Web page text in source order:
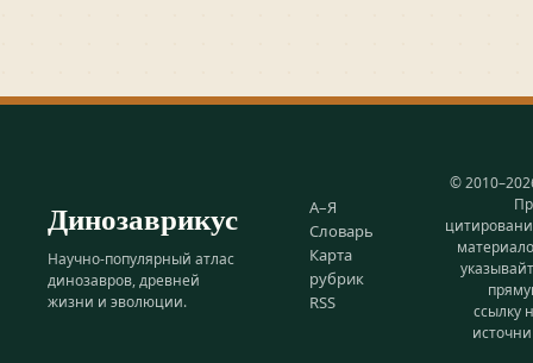
Динозаврикус
Научно-популярный атлас
динозавров, древней
жизни и эволюции.
А–Я
Словарь
Карта
рубрик
RSS
©
ссылку